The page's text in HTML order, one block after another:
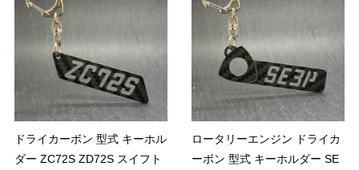
ドライカーボン 型式 キーホル
ダー ZC72S ZD72S スイフト
ロータリーエンジン ドライカ
ーボン 型式 キーホルダー SE